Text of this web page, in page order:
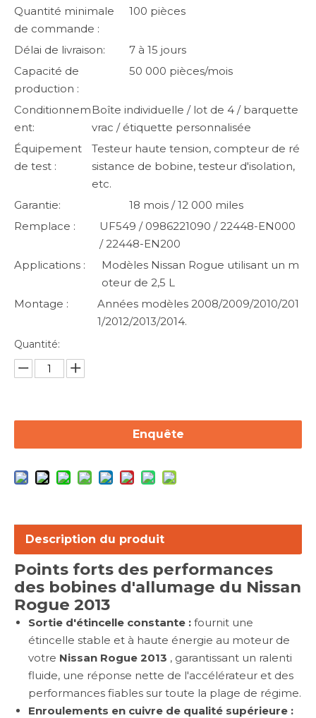
Quantité minimale
de commande :
100 pièces
Délai de livraison:
7 à 15 jours
Capacité de
production :
50 000 pièces/mois
Conditionnem
ent:
Boîte individuelle / lot de 4 / barquette
vrac / étiquette personnalisée
Équipement
de test :
Testeur haute tension, compteur de ré
sistance de bobine, testeur d'isolation,
etc.
Garantie:
18 mois / 12 000 miles
Remplace :
UF549 / 0986221090 / 22448-EN000
/ 22448-EN200
Applications :
Modèles Nissan Rogue utilisant un m
oteur de 2,5 L
Montage :
Années modèles 2008/2009/2010/201
1/2012/2013/2014.
Quantité:
Enquête
Description du produit
Points forts des performances
des bobines d'allumage du Nissan
Rogue 2013
Sortie d'étincelle constante : fournit une
étincelle stable et à haute énergie au moteur de
votre Nissan Rogue 2013 , garantissant un ralenti
fluide, une réponse nette de l'accélérateur et des
performances fiables sur toute la plage de régime.
Enroulements en cuivre de qualité supérieure :